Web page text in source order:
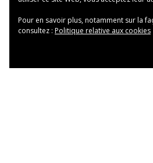
Pour en savoir plus, notamment sur la
consultez : Politique relative aux cookies